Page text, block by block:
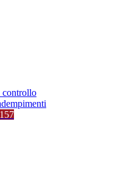
controllo
157